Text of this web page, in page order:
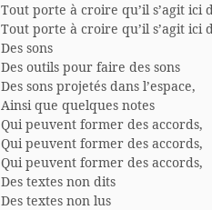
Tout porte à croire qu’il s’agit ici
Tout porte à croire qu’il s’agit ici
Des sons
Des outils pour faire des sons
Des sons projetés dans l’espace,
Ainsi que quelques notes
Qui peuvent former des accords,
Qui peuvent former des accords,
Qui peuvent former des accords,
Des textes non dits
Des textes non lus